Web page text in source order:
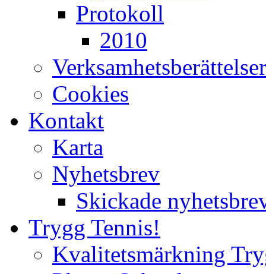
Protokoll
2010
Verksamhetsberättelser
Cookies
Kontakt
Karta
Nyhetsbrev
Skickade
Trygg Tennis!
Kvalitetsmärkning